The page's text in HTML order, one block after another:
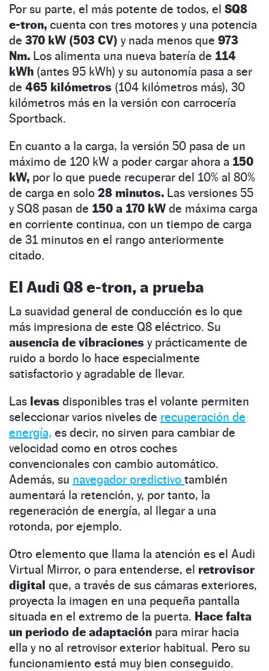
Por su parte, el más potente de todos, el SQ8
e-tron, cuenta con tres motores y una potencia
de 370 kW (503 CV) y nada menos que 973
Nm. Los alimenta una nueva batería de 114
kWh (antes 95 kWh) y su autonomía pasa a ser
de 465 kilómetros (104 kilómetros más), 30
kilómetros más en la versión con carrocería
Sportback.
En cuanto a la carga, la versión 50 pasa de un
máximo de 120 kW a poder cargar ahora a 150
kW, por lo que puede recuperar del 10% al 80%
de carga en solo 28 minutos. Las versiones 55
y SQ8 pasan de 150 a 170 kW de máxima carga
en corriente continua, con un tiempo de carga
de 31 minutos en el rango anteriormente
citado.
El Audi Q8 e-tron, a prueba
La suavidad general de conducción es lo que
más impresiona de este Q8 eléctrico. Su
ausencia de vibraciones y prácticamente de
ruido a bordo lo hace especialmente
satisfactorio y agradable de llevar.
Las levas disponibles tras el volante permiten
seleccionar varios niveles de recuperación de
energía, es decir, no sirven para cambiar de
velocidad como en otros coches
convencionales con cambio automático.
Además, su navegador predictivo también
aumentará la retención, y, por tanto, la
regeneración de energía, al llegar a una
rotonda, por ejemplo.
Otro elemento que llama la atención es el Audi
Virtual Mirror, o para entenderse, el retrovisor
digital que, a través de sus cámaras exteriores,
proyecta la imagen en una pequeña pantalla
situada en el extremo de la puerta. Hace falta
un periodo de adaptación para mirar hacia
ella y no al retrovisor exterior habitual. Pero su
funcionamiento está muy bien conseguido.